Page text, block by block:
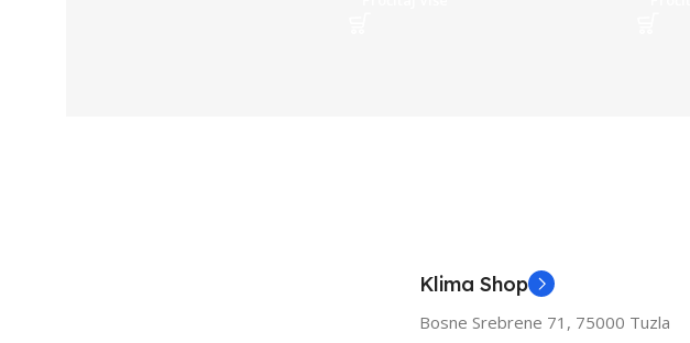
Klima Shop
Bosne Srebrene 71, 75000 Tuzla